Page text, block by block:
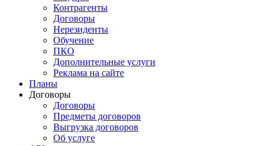
Контрагенты
Договоры
Нерезиденты
Обучение
ПКО
Дополнительные услуги
Реклама на сайте
Планы
Договоры
Договоры
Предметы договоров
Выгрузка договоров
Об услуге